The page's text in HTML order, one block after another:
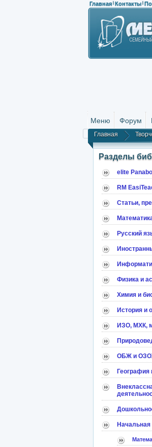
Главная | Контакты |
Меню Форум
Главная
Разделы
elite
RM
Статьи,
Русский
Физика и
Химия и
История и
ИЗО, МХК,
ОБЖ и
География